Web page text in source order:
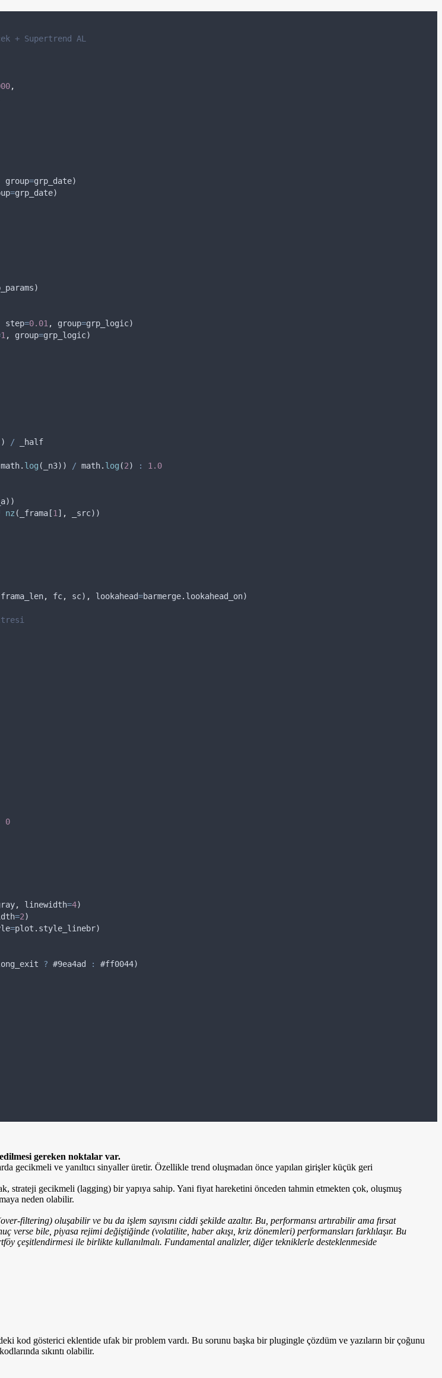
+ Supertrend AL
,
group=grp_date)
=grp_date)
)
step=0.01, group=grp_logic)
1, group=grp_logic)
/
_half
math. log ( _n3)) / math. log (2) :
1.0
))
nz ( _frama [1] , _src))
frama_len, fc, sc) , lookahead=barmerge. lookahead_on)
0
, linewidth=4)
=2)
=plot . style_linebr)
? #9ea4ad : #ff0044)
gereken noktalar var.
gecikmeli ve yanıltıcı sinyaller üretir. Özellikle trend oluşmadan önce yapılan girişler küçük geri
strateji gecikmeli (lagging) bir yapıya sahip. Yani fiyat hareketini önceden tahmin etmekten çok, oluşmuş
neden olabilir.
filtering) oluşabilir ve bu da işlem sayısını ciddi şekilde azaltır. Bu, performansı artırabilir ama fırsat
verse bile, piyasa rejimi değiştiğinde (volatilite, haber akışı, kriz dönemleri) performansları farklılaşır. Bu
çeşitlendirmesi ile birlikte kullanılmalı. Fundamental analizler, diğer tekniklerle desteklenmeside
kod gösterici eklentide ufak bir problem vardı. Bu sorunu başka bir plugingle çözdüm ve yazıların bir çoğunu
sıkıntı olabilir.